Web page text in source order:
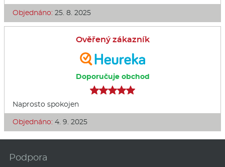
Objednáno: 25. 8. 2025
Ověřený zákazník
Doporučuje obchod
Naprosto spokojen
Objednáno: 4. 9. 2025
Podpora